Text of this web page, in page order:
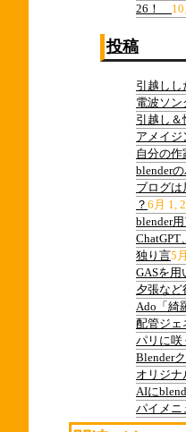
26！
投稿
引越しし
電波ソン
引越し＆
アメイジ
自分の作
blender
ブログは
？ 6月 1,
blender
独り言5
GASを
夕張など
Ado「綺
配管ジェ
パリに
Blender
オリジナ
AIに
パイメニ